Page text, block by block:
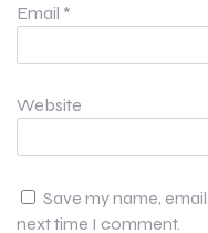
Email *
Website
Save my name,
next time I comment.